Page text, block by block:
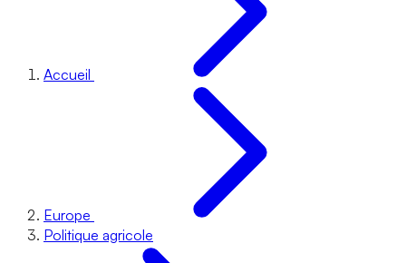
Accueil
Europe
Politique agricole